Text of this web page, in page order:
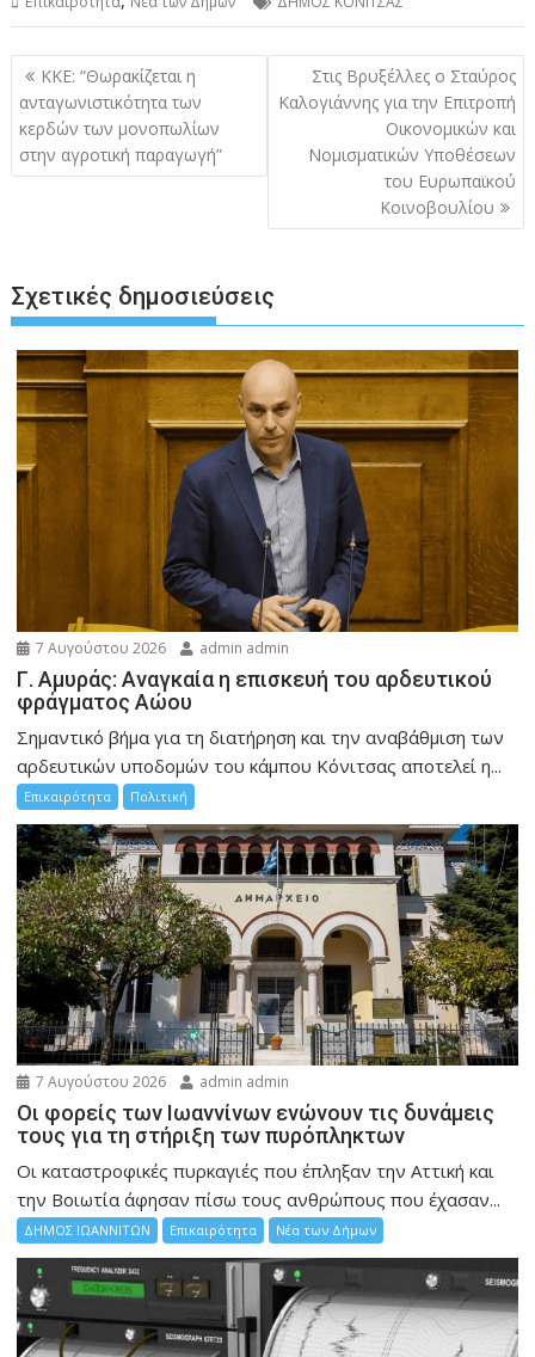
Πλοήγηση
άρθρων
ΚΚΕ: “Θωρακίζεται η
ανταγωνιστικότητα των
κερδών των μονοπωλίων
στην αγροτική παραγωγή”
Στις Βρυξέλλες ο Σταύρος
Καλογιάννης για την Επιτροπή
Οικονομικών και
Νομισματικών Υποθέσεων
του Ευρωπαϊκού
Κοινοβουλίου
Σχετικές δημοσιεύσεις
7 Αυγούστου 2026 admin admin
Γ. Αμυράς: Αναγκαία η επισκευή του αρδευτικού
φράγματος Αώου
Σημαντικό βήμα για τη διατήρηση και την αναβάθμιση των
αρδευτικών υποδομών του κάμπου Κόνιτσας αποτελεί η...
Επικαιρότητα Πολιτική
7 Αυγούστου 2026 admin admin
Οι φορείς των Ιωαννίνων ενώνουν τις δυνάμεις
τους για τη στήριξη των πυρόπληκτων
Οι καταστροφικές πυρκαγιές που έπληξαν την Αττική και
την Bοιωτία άφησαν πίσω τους ανθρώπους που έχασαν...
ΔΗΜΟΣ ΙΩΑΝΝΙΤΩΝ Επικαιρότητα Νέα των Δήμων